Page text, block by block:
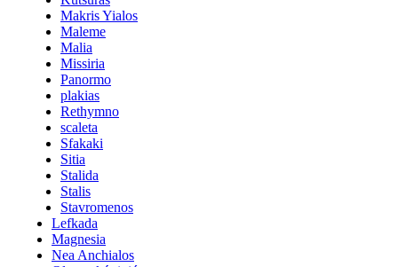
Makris Yialos
Maleme
Malia
Missiria
Panormo
plakias
Rethymno
scaleta
Sfakaki
Sitia
Stalida
Stalis
Stavromenos
Lefkada
Magnesia
Nea Anchialos